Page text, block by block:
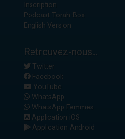
Inscription
Podcast Torah-Box
English Version
Retrouvez-nous...
Twitter
Facebook
YouTube
WhatsApp
WhatsApp Femmes
Application iOS
Application Android